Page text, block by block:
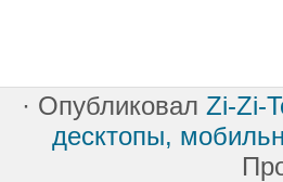
· Опубликовал Zi-Zi-
десктопы,